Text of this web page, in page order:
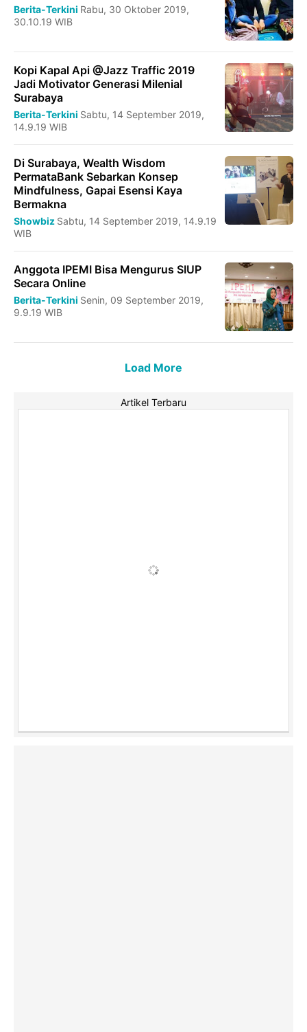
Berita-Terkini Rabu, 30 Oktober 2019,
30.10.19 WIB
Kopi Kapal Api @Jazz Traffic 2019
Jadi Motivator Generasi Milenial
Surabaya
Berita-Terkini Sabtu, 14 September 2019,
14.9.19 WIB
Di Surabaya, Wealth Wisdom
PermataBank Sebarkan Konsep
Mindfulness, Gapai Esensi Kaya
Bermakna
Showbiz Sabtu, 14 September 2019, 14.9.19
WIB
Anggota IPEMI Bisa Mengurus SIUP
Secara Online
Berita-Terkini Senin, 09 September 2019,
9.9.19 WIB
Load More
Artikel Terbaru